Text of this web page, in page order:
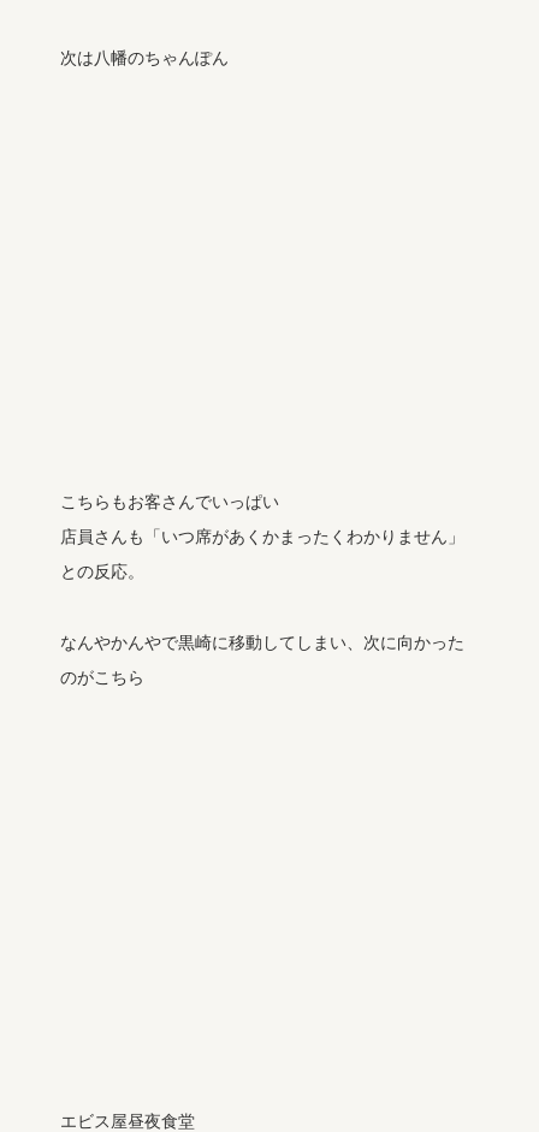
次は八幡のちゃんぽん
こちらもお客さんでいっぱい
店員さんも「いつ席があくかまったくわかりません」
との反応。
なんやかんやで黒崎に移動してしまい、次に向かった
のがこちら
エビス屋昼夜食堂